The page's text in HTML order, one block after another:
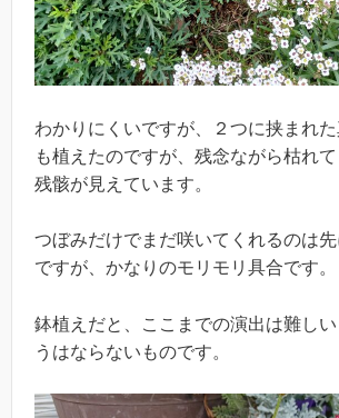
わかりにくいですが、２つに挟まれ
も植えたのですが、残念ながら枯れ
残骸が見えています。
つぼみだけでまだ咲いてくれるのは
ですが、かなりのモリモリ具合です。
鉢植えだと、ここまでの演出は難し
うはならないものです。